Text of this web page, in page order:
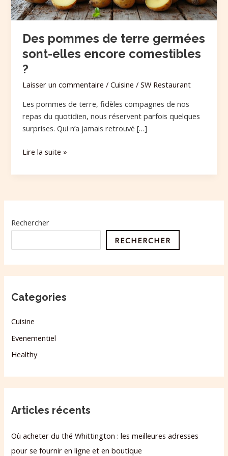
Des pommes de terre germées
sont-elles encore comestibles
?
Laisser un commentaire /Cuisine /SW Restaurant
Les pommes de terre, fidèles compagnes de nos
repas du quotidien, nous réservent parfois quelques
surprises. Qui n’a jamais retrouvé […]
comestibles
?
Lire la suite »
Rechercher
RECHERCHER
Categories
Cuisine
Evenementiel
Healthy
Articles récents
Où acheter du thé Whittington : les meilleures adresses
pour se fournir en ligne et en boutique